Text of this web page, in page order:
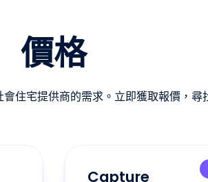
價格
住宅提供商的需求。立即獲取報價，尋
Capture